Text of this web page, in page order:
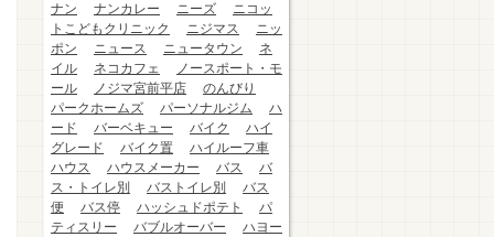
ナン
ナンカレー ニーズ
ニコッ
トこどもクリニック
ニジマス
ニッ
ポン
ニュース ニュータウン
ネ
イル
ネコカフェ
ノースポート・モ
ール
ノジマ宮前平店
のんびり
パークホームズ
パーソナルジム
ハ
ード
バーベキュー バイク
ハイ
グレード
バイク置
ハイルーフ車
ハウス
ハウスメーカー バス
バ
ス・トイレ別
バストイレ別
バス
便
バス停 ハッシュドポテト
パ
ティスリー
バブルオーバー
ハヨー